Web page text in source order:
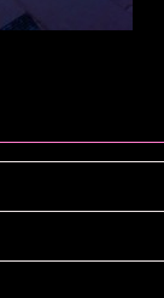
cookies preferences